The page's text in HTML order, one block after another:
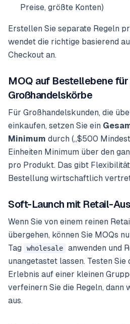
Preise, größte Konten)
Erstellen Sie separate Regeln
wendet die richtige basierend
Checkout an.
MOQ auf Bestellebene
Großhandelskörbe
Für Großhandelskunden, die
einkaufen, setzen Sie ein
Minimum durch („$500
Einheiten Minimum über den
pro Produkt. Das gibt
Bestellung wirtschaftlich
Soft-Launch mit Retail-
Wenn Sie von einem reinen
übergehen, können Sie MOQs
Tag
wholesale
anwenden und
unangetastet lassen. Testen Sie
Erlebnis auf einer kleinen
verfeinern Sie die Regeln, dann
aus.